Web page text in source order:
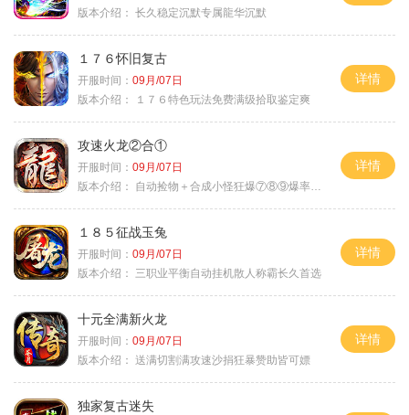
版本介绍： 长久稳定沉默专属龍华沉默
１７６怀旧复古
开服时间： 09月/07日
版本介绍：
１７６特色玩法免费满级拾取鉴定爽
详情
攻速火龙②合①
开服时间： 09月/07日
版本介绍：
自动捡物＋合成小怪狂爆⑦⑧⑨爆率+９
详情
１８５征战玉兔
开服时间： 09月/07日
版本介绍：
三职业平衡自动挂机散人称霸长久首选
详情
十元全满新火龙
开服时间： 09月/07日
版本介绍： 送满切割满攻速沙捐狂暴赞助皆可嫖
详情
独家复古迷失